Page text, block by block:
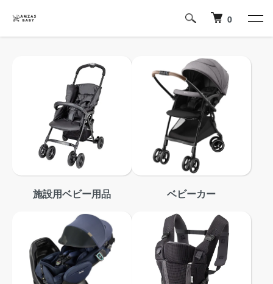
0
施設用ベビー用品 ベビーカー